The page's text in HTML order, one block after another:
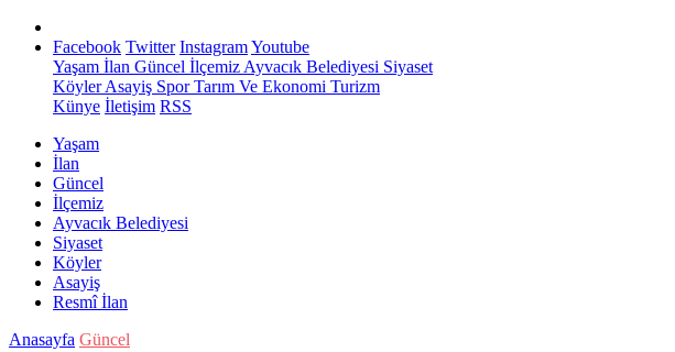
Facebook Twitter InstagramYoutube
Yaşam İlan Güncel İlçemiz Ayvacık Belediyesi Siyaset
KöylerAsayiş SporTarım Ve Ekonomi Turizm
Künye İletişim RSS
Yaşam
İlan
Güncel
İlçemiz
Ayvacık Belediyesi
Siyaset
Köyler
Asayiş
Resmî İlan
Anasayfa Güncel